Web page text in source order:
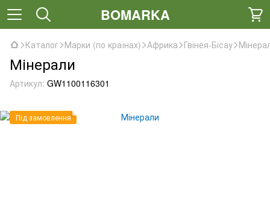
BOMARKA
Каталог Марки (по країнах) Африка Гвінея-Бісау
Мінерали
Артикул: GW1100116301
Під замовлення